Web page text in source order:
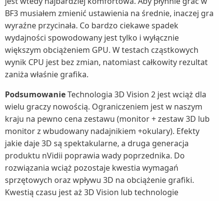
BF3 musiałem zmienić ustawienia na średnie, inaczej gra
wyraźne przycinała. Co bardzo ciekawe spadek
wydajności spowodowany jest tylko i wyłącznie
większym obciążeniem GPU. W testach cząstkowych
wynik CPU jest bez zmian, natomiast całkowity rezultat
zaniża właśnie grafika.
PodsumowanieTechnologia 3D Vision 2 jest wciąż dla
wielu graczy nowością. Ograniczeniem jest w naszym
kraju na pewno cena zestawu (monitor + zestaw 3D lub
monitor z wbudowany nadajnikiem +okulary). Efekty
jakie daje 3D są spektakularne, a druga generacja
produktu nVidii poprawia wady poprzednika. Do
rozwiązania wciąż pozostaje kwestia wymagań
sprzętowych oraz wpływu 3D na obciążenie grafiki.
Kwestią czasu jest aż 3D Vision lub technologie